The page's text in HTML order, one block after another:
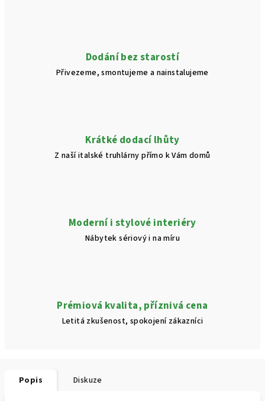
Dodání bez starostí
Přivezeme, smontujeme a nainstalujeme
Krátké dodací lhůty
Z naší italské truhlárny přímo k Vám domů
Moderní i stylové interiéry
Nábytek sériový i na míru
Prémiová kvalita, příznivá cena
Letitá zkušenost, spokojení zákazníci
Popis Diskuze